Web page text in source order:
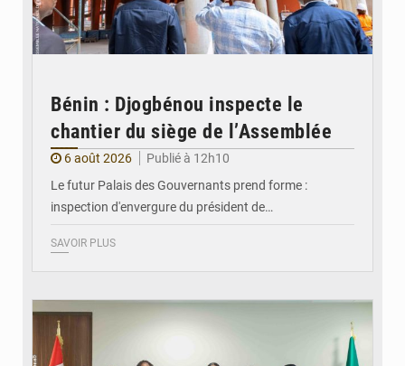
Bénin : Djogbénou inspecte le
chantier du siège de l’Assemblée
6 août 2026
Publié à 12h10
Le futur Palais des Gouvernants prend forme :
inspection d'envergure du président de…
SAVOIR PLUS